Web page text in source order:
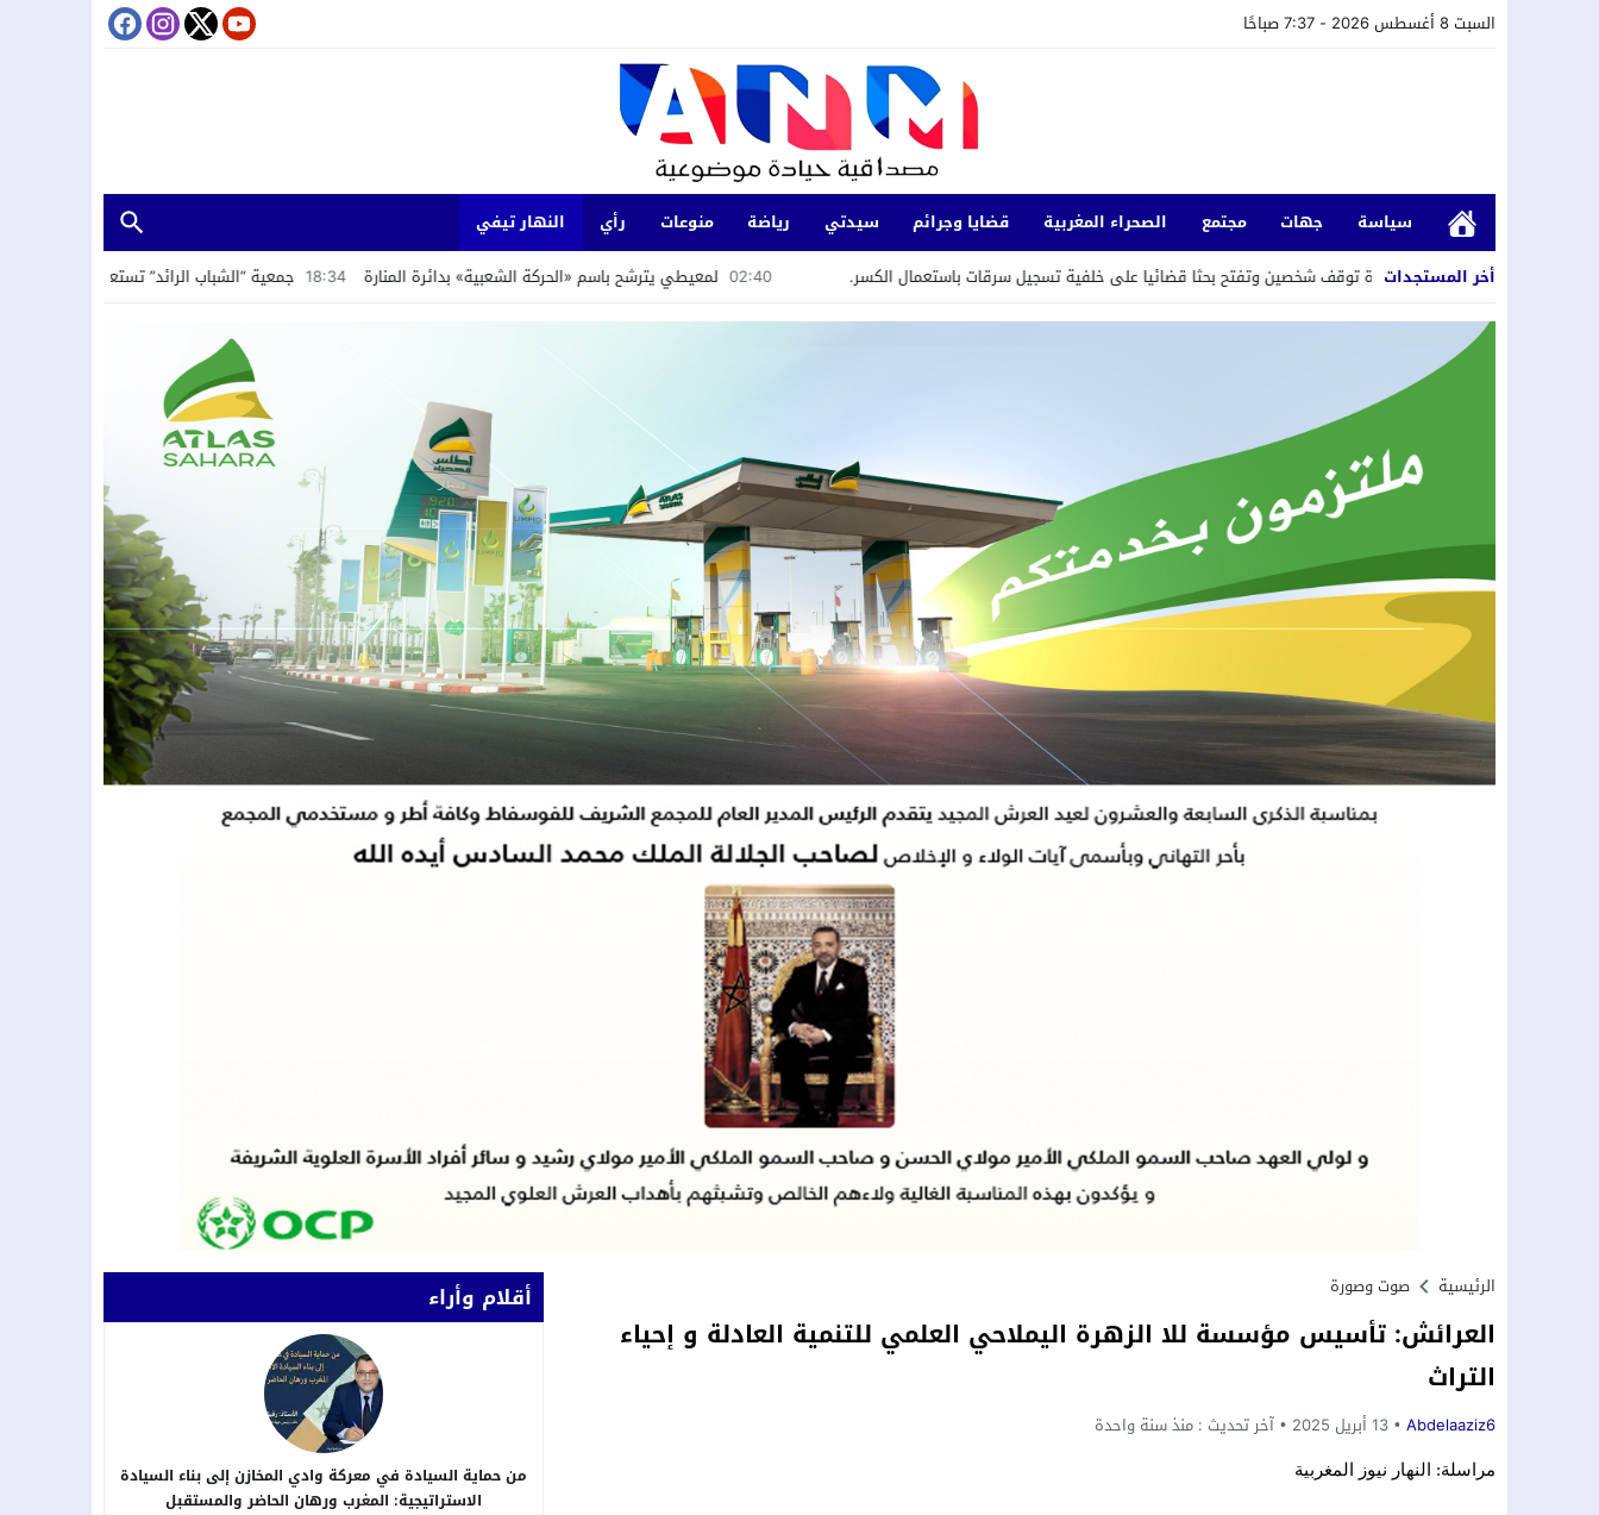
السبت 8 أغسطس 2026 - 7:37 صباحًا
سياسة جهات مجتمع الصحراء المغربية قضايا وجرائم سيدتي رياضة منوعات رأي
النهار تيفي
أخر المستجدات
02:40 لمعيطي يترشح باسم «الحركة الشعبية» بدائرة المنارة 18:34 جمعية “الشباب الرائد” تستعرض تجربة الداخلة في التنمية الشرطة بالجديدة توقف شخصين وتفتح بحثا قضائيا على خلفية تسجيل سرقات باستعمال الكسر.
الرئيسية صوت وصورة
العرائش: تأسيس مؤسسة للا الزهرة اليملاحي العلمي للتنمية العادلة و إحياء
التراث
Abdelaaziz6 13 أبريل 2025 آخر تحديث : منذ سنة واحدة
مراسلة: النهار نيوز المغربية
أقلام وأراء
من حماية السيادة في معركة وادي المخازن إلى بناء السيادة
الاستراتيجية: المغرب ورهان الحاضر والمستقبل